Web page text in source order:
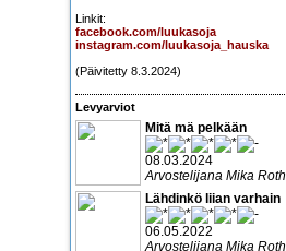
Linkit:
facebook.com/luukasoja
instagram.com/luukasoja_hauska
(Päivitetty 8.3.2024)
Levyarviot
Mitä mä pelkään
08.03.2024
Arvostelijana Mika Roth
Lähdinkö liian varhain
06.05.2022
Arvostelijana Mika Roth